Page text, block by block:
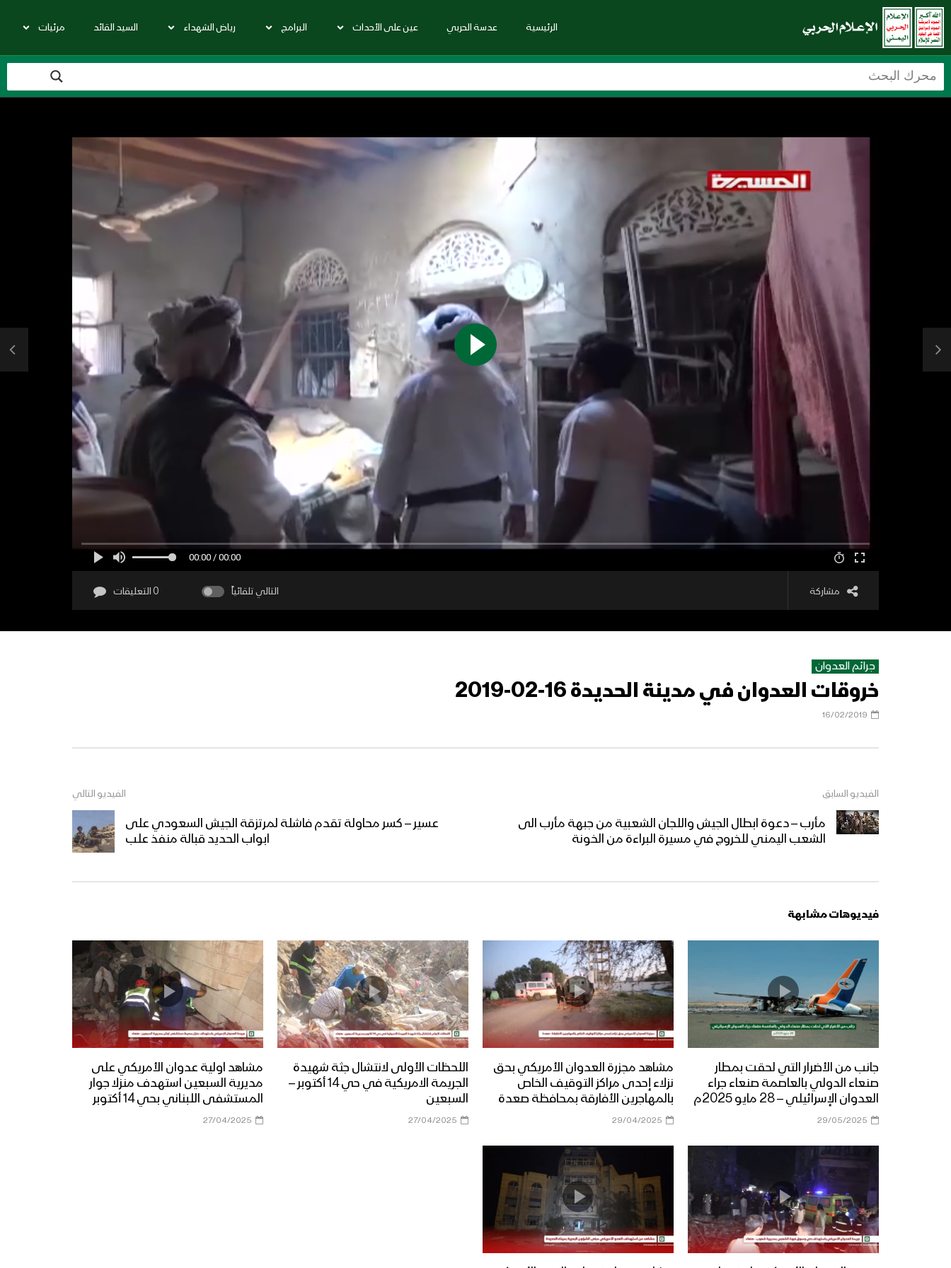
الرئيسية عدسة الحربي عين على الأحداث البرامج رياض الشهداء السيد القائد مرئيات
00:00 / 00:00
مشاركة التالي تلقائياً 0 التعليقات
جرائم العدوان
خروقات العدوان في مدينة الحديدة 16-02-2019
16/02/2019
الفيديو السابق
مأرب – دعوة ابطال الجيش واللجان الشعبية من جبهة مأرب الى
الشعب اليمني للخروج في مسيرة البراءة من الخونة
الفيديو التالي
عسير – كسر محاولة تقدم فاشلة لمرتزقة الجيش السعودي على
ابواب الحديد قبالة منفذ علب
فيديوهات مشابهة
جانب من الأضرار التي لحقت بمطار
صنعاء الدولي بالعاصمة صنعاء جراء
العدوان الإسرائيلي – 28 مايو 2025م
29/05/2025
مشاهد مجزرة العدوان الأمريكي بحق
نزلاء إحدى مراكز التوقيف الخاص
بالمهاجرين الأفارقة بمحافظة صعدة
29/04/2025
اللحظات الأولى لانتشال جثة شهيدة
الجريمة الامريكية في حي 14 أكتوبر –
السبعين
27/04/2025
مشاهد اولية عدوان الأمريكي على
مديرية السبعين استهدف منزلا جوار
المستشفى اللبناني بحي 14 أكتوبر
27/04/2025